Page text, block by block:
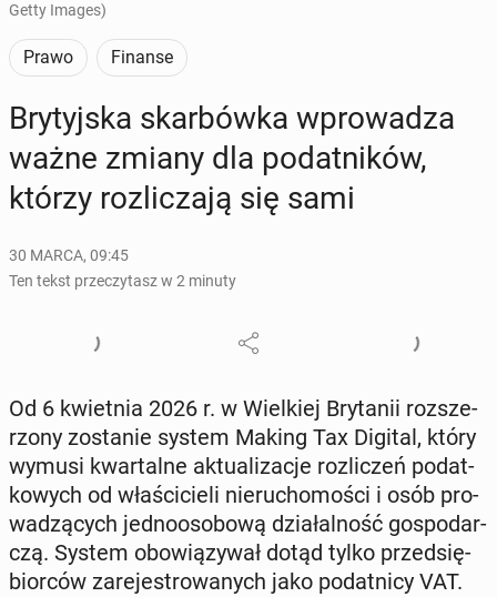
Getty Images)
Prawo Finanse
Bry­tyj­ska skar­bów­ka wpro­wa­dza
ważne zmiany dla po­dat­ni­ków,
którzy roz­li­cza­ją się sami
30 MARCA, 09:45
Ten tekst przeczytasz w 2 minuty
Od 6 kwiet­nia 2026 r. w Wiel­kiej Bry­ta­nii roz­sze­
rzo­ny zo­sta­nie system Making Tax Digital, który
wymusi kwar­tal­ne ak­tu­ali­za­cje roz­li­czeń po­dat­
ko­wych od wła­ści­cie­li nie­ru­cho­mo­ści i osób pro­
wa­dzą­cych jed­no­oso­bo­wą dzia­łal­ność go­spo­dar­
czą. System obo­wią­zy­wał dotąd tylko przed­się­
bior­ców za­re­je­stro­wa­nych jako po­dat­ni­cy VAT.